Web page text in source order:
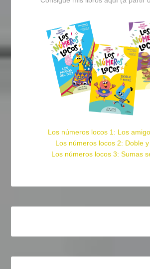
Los números locos 1: Los
Los números locos 2: Doble
Los números locos 3: Sumas